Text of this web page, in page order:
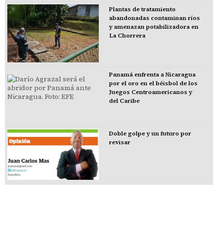
Plantas de tratamiento
abandonadas contaminan ríos
y amenazan potabilizadora en
La Chorrera
Panamá enfrenta a Nicaragua
por el oro en el béisbol de los
Juegos Centroamericanos y
del Caribe
Doble golpe y un futuro por
revisar